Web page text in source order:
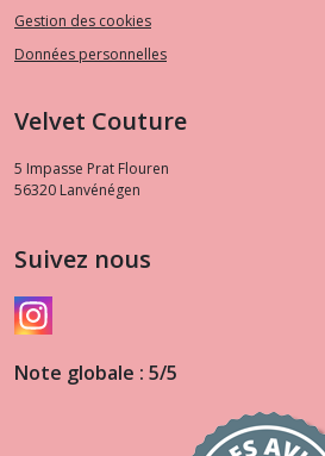
Gestion des cookies
Données personnelles
Velvet Couture
5 Impasse Prat Flouren
56320 Lanvénégen
Suivez nous
Note globale : 5/5